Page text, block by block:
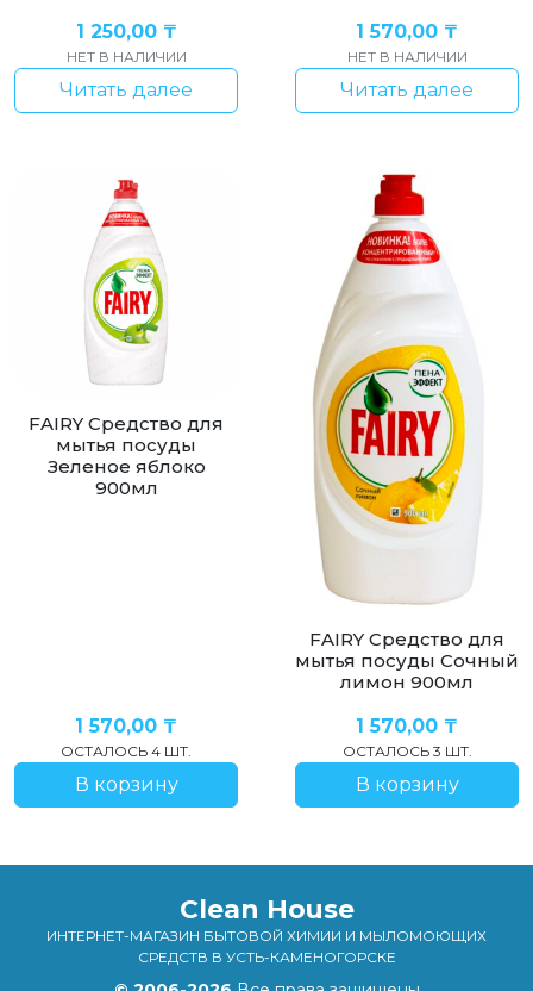
1 250,00 ₸
НЕТ В НАЛИЧИИ
Читать далее
1 570,00 ₸
НЕТ В НАЛИЧИИ
Читать далее
FAIRY Средство для
мытья посуды
Зеленое яблоко
900мл
1 570,00 ₸
ОСТАЛОСЬ 4 ШТ.
В корзину
FAIRY Средство для
мытья посуды Сочный
лимон 900мл
1 570,00 ₸
ОСТАЛОСЬ 3 ШТ.
В корзину
Clean House
ИНТЕРНЕТ-МАГАЗИН БЫТОВОЙ ХИМИИ И МЫЛОМОЮЩИХ
СРЕДСТВ В УСТЬ-КАМЕНОГОРСКЕ